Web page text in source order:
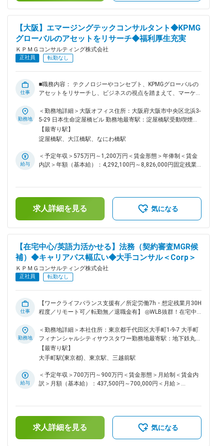
でのシステム導入から業務移行までのPMO支援も行います。
これまでのグローバルでの業務とシステム変革のご経験を活か
しつつ、今後は、クロスボーダー事案に特化した規制対応や事
業統合などクライアントの経営課題に対して、KPMGグローバ
ルの先進的なソリューションや方法論をレバレッジして課題解
決を推進されたいという志向をお持ちの方の応募をお待ちして
ペレーションモデルの策定とベンダ選定支援 ・システム構築
PMO支援 ・組織権限や決裁権限、組織のミッション再整備 ・
改革 ・グローバル経営の目指す姿の策定 ・全体改革方針と施
策の策定 ・新オペレーションモデルの策定とベンダ選定支援
・システム構築PMO支援 （3）大手製造業 / グループエンジニ
アリング競争力強化 ・外部環境変化を踏まえたエンジニアリ
【大阪】エマージングテックコンサルタント◆KPMG
グローバルのアセットをリサーチ◆福利厚生充実
ＫＰＭＧコンサルティング株式会社
正社員 転勤なし
仕事
■職務内容： テクノロジーやコンセプト、KPMGグローバルの
アセットをリサーチし、ビジネスの視点を踏まえて、マーケッ
プロトタイプし、各所と連携しながら、市場エミネンスの確立
やクライアント視点の拡大を目指します。 ■業務詳細： マー
ケットのリサーチからストラテジーの立案、ソリューションの
アイディエーション、アイディアのプロトタイピング等、エマ
ムで活動しています。 ◆エマージングテック・ストラテジー：
新しい技術やコンセプト、手法、製品等のエマージングテック
注力テクノロジーの戦略を立案します。並行して、エマージン
グテックを活用したブランド戦略・チャネル戦略を立案し、プ
ロモーションを実施。プレゼンスの向上やエミネンスの確立を
活用を主軸としながらも、ビジョンやシナリオの独創性・革新
性・先進性等を踏まえて、あらゆるテクノロジーを用いたソリ
ューションを多角的にアイディエーションします。その後、ア
イディアを実現するための具体的なアーキテクチャやアルゴリ
ズム、手法等を検討しながらプロトタイプし、クライアントに
次の一手を想起させることを目指します。 変更の範囲：当社
勤務地
＜勤務地詳細＞大阪オフィス住所：大阪府大阪市中央区北浜3-
5-29 日本生命淀屋橋ビル 勤務地最寄駅：淀屋橋駅受動喫煙対
策：屋内全面禁煙変更の範囲：当社の指定する当社の事業所そ
の他常駐先
【最寄り駅】
淀屋橋駅、大江橋駅、なにわ橋駅
給与
＜予定年収＞575万円～1,200万円＜賃金形態＞年俸制＜賃金
内訳＞年額（基本給）：4,292,100円～8,826,000円固定残業
給有無＞有＜残業手当＞有＜給与補足＞※給与詳細は経験・能
力・前職給与等を踏まえて決定します。■昇給：年1回 ■賞与：
年1回賃金はあくまでも目安の金額であり、選考を通じて上下
す。
求人詳細を見る 気になる
【在宅中心/英語力活かせる】法務（契約審査MGR候
補）◆キャリアパス幅広い◆大手コンサル＜Corp＞
ＫＰＭＧコンサルティング株式会社
正社員 転勤なし
仕事
【ワークライフバランス支援有／所定労働7h・想定残業月30H
程度／リモート可／転勤無／退職金有】 ◎WLB抜群！在宅中
ファームの日本法人グループ ■業務内容： 実務の中核人材と
して、管理職のサポートを受けながら、以下業務を主体的に遂
行してもらいます。 ・和文・英文の業務委託契約/秘密保持契
約書、その他各種サービス利用契約やGlobal Master Service
導 ・コンサルティング業務提供に関わる契約・品質・リスク
マネジメントに関する相談応対・調整等 ・契約書雛型の改訂
関する全社案内（和英）作成及び提案 ・契約その他QRM関連
社内研修の企画・実施・e-learning化等 ※月間約250件（和文9
割）の依頼をチームで分担し、1人あたり1日2～3件程度対
応。コンサルティングビジネス特有のスピード感の中で、実務
勤務地
＜勤務地詳細＞本社住所：東京都千代田区大手町1-9-7 大手町
フィナンシャルシティサウスタワー勤務地最寄駅：地下鉄丸ノ
内線／大手町駅受動喫煙対策：屋内全面禁煙変更の範囲：会社
の定める事業所（リモートワーク含む）
【最寄り駅】
大手町駅(東京都)、東京駅、三越前駅
給与
＜予定年収＞700万円～900万円＜賃金形態＞月給制＜賃金内
訳＞月額（基本給）：437,500円～700,000円＜月給＞
す。■賞与：年1回（会社業績と個人成績による）■昇給：年1
回賃金はあくまでも目安の金額であり、選考を通じて上下する
可能性があります。月給(月額)は固定手当を含めた表記です。
求人詳細を見る 気になる